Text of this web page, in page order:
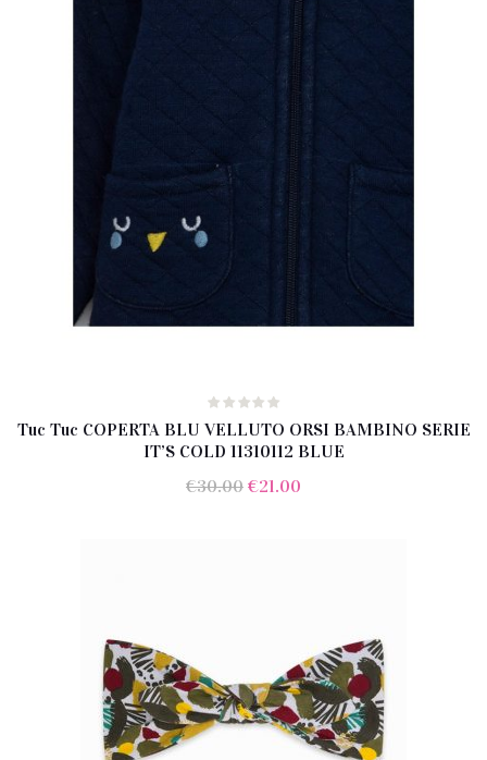
Tuc Tuc COPERTA BLU VELLUTO ORSI BAMBINO SERIE
IT’S COLD 11310112 BLUE
€30.00 Il
€21.00